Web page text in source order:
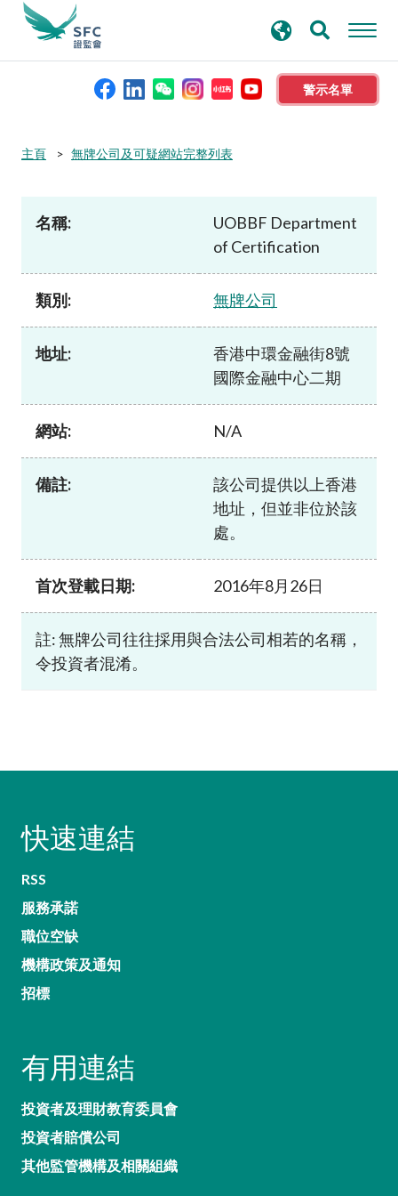
警示名單
本會簡介
資料庫
新聞稿及公布
尋
主頁 無牌公司及可疑網站完整列表
名稱:
UOBBF Department
of Certification
類別: 無牌公司
地址:
香港中環金融街8號
國際金融中心二期
網站: N/A
備註:
該公司提供以上香港
地址，但並非位於該
處。
首次登載日期: 2016年8月26日
註: 無牌公司往往採用與合法公司相若的名稱，
令投資者混淆。
快速連結
RSS
服務承諾
職位空缺
機構政策及通知
招標
有用連結
投資者及理財教育委員會
投資者賠償公司
其他監管機構及相關組織